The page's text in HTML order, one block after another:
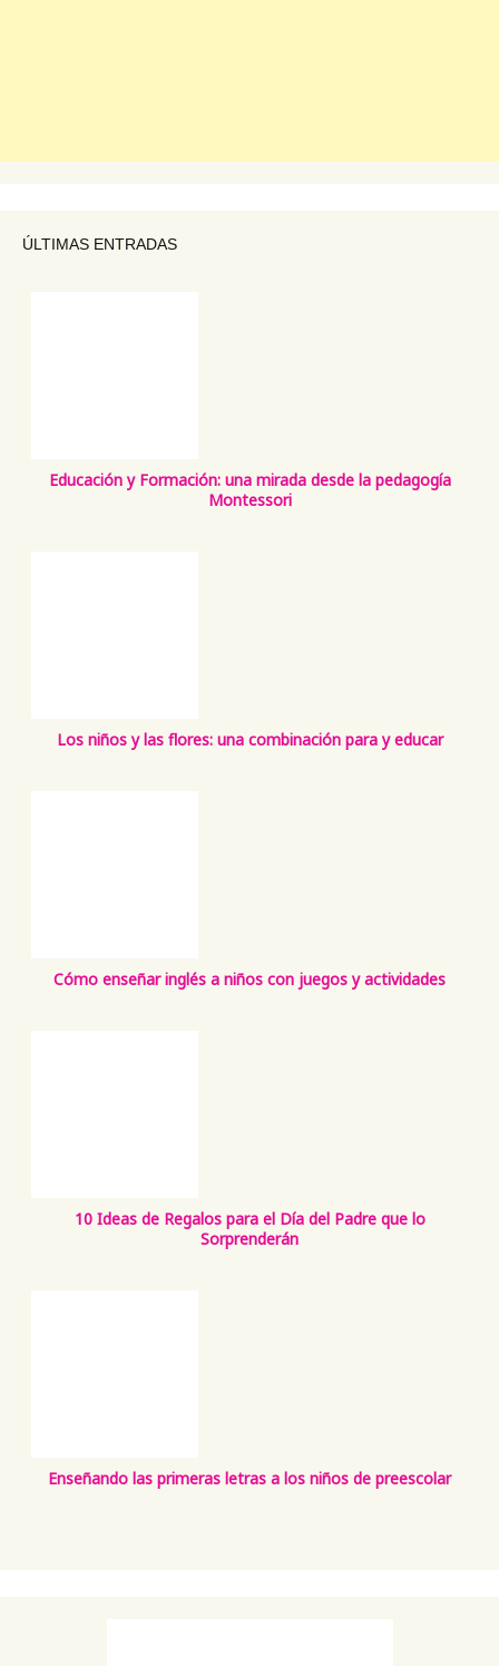
ÚLTIMAS ENTRADAS
Educación y Formación: una mirada desde la pedagogía
Montessori
Los niños y las flores: una combinación para y educar
Cómo enseñar inglés a niños con juegos y actividades
10 Ideas de Regalos para el Día del Padre que lo
Sorprenderán
Enseñando las primeras letras a los niños de preescolar